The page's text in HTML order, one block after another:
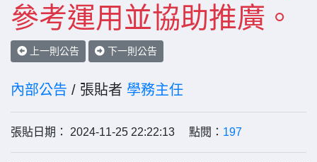
參考運用並協助推廣。
上一則公告 下一則公告
內部公告 / 張貼者 學務主任
張貼日期： 2024-11-25 22:22:13 點閱： 197